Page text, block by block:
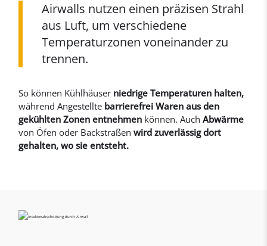
Airwalls nutzen einen präzisen Strahl
aus Luft, um verschiedene
Temperaturzonen voneinander zu
trennen.
So können Kühlhäuser niedrige Temperaturen halten,
während Angestellte barrierefrei Waren aus den
gekühlten Zonen entnehmen können. AuchAbwärme
von Öfen oder Backstraßenwird zuverlässig dort
gehalten, wo sie entsteht.